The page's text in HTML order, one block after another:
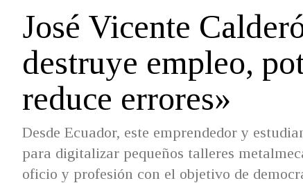
José Vicente
destruye empleo,
reduce errores»
Desde Ecuador, este emprendedor y
para digitalizar pequeños talleres
oficio y profesión con el objetivo de